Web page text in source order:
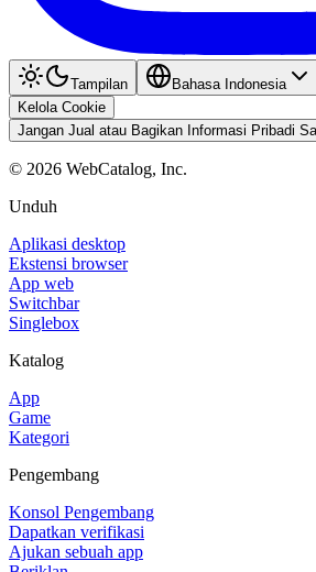
Tampilan
Bahasa Indonesia
Kelola Cookie
Jangan Jual atau Bagikan Informasi Pribadi
© 2026 WebCatalog, Inc.
Unduh
Aplikasi desktop
Ekstensi browser
App web
Switchbar
Singlebox
Katalog
App
Game
Kategori
Pengembang
Konsol Pengembang
Dapatkan verifikasi
Ajukan sebuah app